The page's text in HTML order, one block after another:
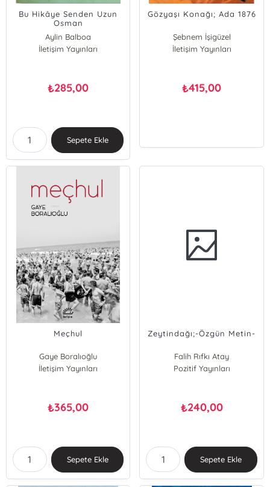
Bu Hikâye Senden Uzun
Osman
Aylin Balboa
İletişim Yayınları
₺285,00
Sepete Ekle
Gözyaşı Konağı; Ada 1876
Şebnem İşigüzel
İletişim Yayınları
₺415,00
Meçhul
Gaye Boralıoğlu
İletişim Yayınları
₺365,00
Sepete Ekle
Zeytindağı;-Özgün Metin-
Falih Rıfkı Atay
Pozitif Yayınları
₺240,00
Sepete Ekle